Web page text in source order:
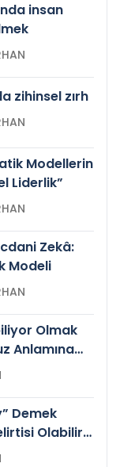
insan
TARHAN
zihinsel zırh
TARHAN
Modellerin
Liderlik”
TARHAN
Zekâ:
Modeli
TARHAN
Olmak
Anlamına
Demek
Olabilir